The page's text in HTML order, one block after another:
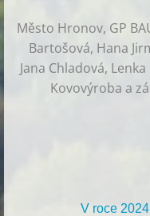
Město Hronov, GP
Bartošová, Hana
Jana Chladová,
Kovovýroba a
V roce